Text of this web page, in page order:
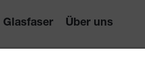
Glasfaser Über uns